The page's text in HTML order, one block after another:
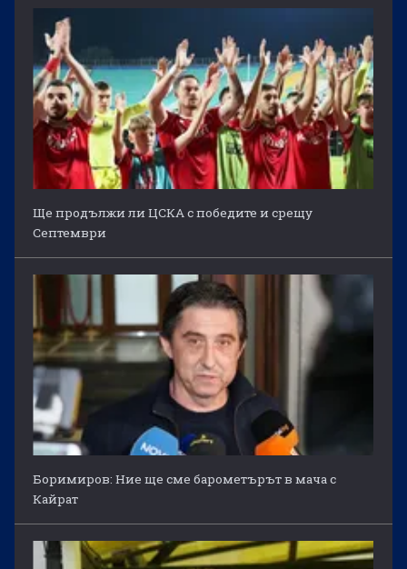
Ще продължи ли ЦСКА с победите и срещу
Септември
Боримиров: Ние ще сме барометърът в мача с
Кайрат